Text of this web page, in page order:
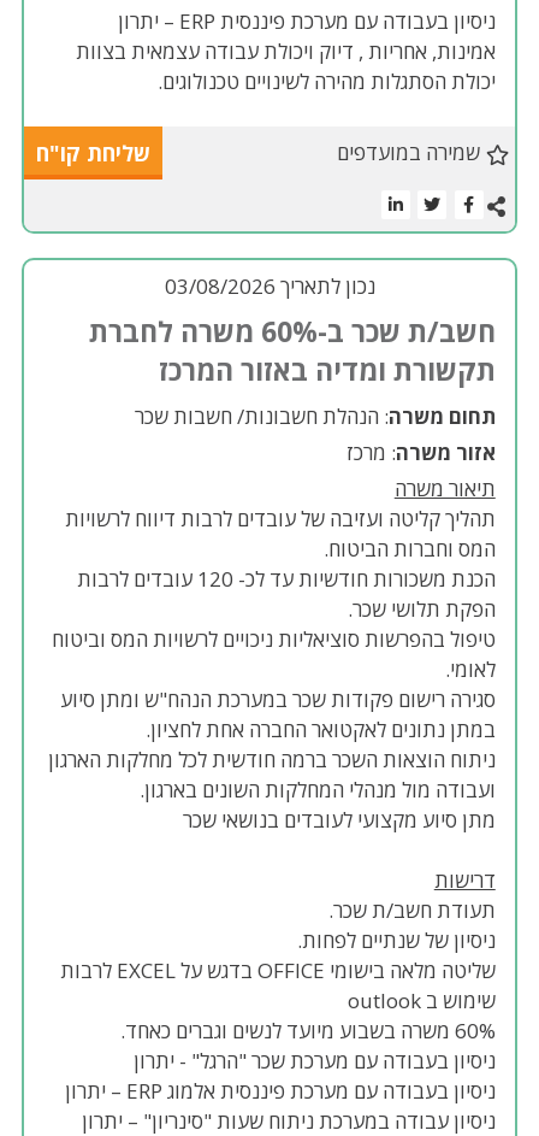
ניסיון בעבודה עם מערכת פיננסית ERP – יתרון
אמינות, אחריות , דיוק ויכולת עבודה עצמאית בצוות
יכולת הסתגלות מהירה לשינויים טכנולוגים.
שמירה במועדפים שליחת קו"ח
נכון לתאריך 03/08/2026
חשב/ת שכר ב-60% משרה לחברת
תקשורת ומדיה באזור המרכז
תחום משרה: הנהלת חשבונות/ חשבות שכר
אזור משרה: מרכז
תיאור משרה
תהליך קליטה ועזיבה של עובדים לרבות דיווח לרשויות
המס וחברות הביטוח.
הכנת משכורות חודשיות עד לכ- 120 עובדים לרבות
הפקת תלושי שכר.
טיפול בהפרשות סוציאליות ניכויים לרשויות המס וביטוח
לאומי.
סגירה רישום פקודות שכר במערכת הנהח"ש ומתן סיוע
במתן נתונים לאקטואר החברה אחת לחציון.
ניתוח הוצאות השכר ברמה חודשית לכל מחלקות הארגון
ועבודה מול מנהלי המחלקות השונים בארגון.
מתן סיוע מקצועי לעובדים בנושאי שכר
דרישות
תעודת חשב/ת שכר.
ניסיון של שנתיים לפחות.
שליטה מלאה בישומי OFFICE בדגש על EXCEL לרבות
שימוש ב outlook
60% משרה בשבוע מיועד לנשים וגברים כאחד.
ניסיון בעבודה עם מערכת שכר "הרגל" - יתרון
ניסיון בעבודה עם מערכת פיננסית אלמוג ERP – יתרון
ניסיון עבודה במערכת ניתוח שעות "סינריון" – יתרון